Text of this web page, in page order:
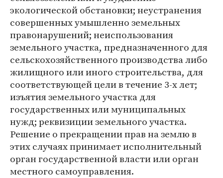
экологической обстановки; неустранения
совершенных умышленно земельных
правонарушений; неиспользования
земельного участка, предназначенного для
сельскохозяйственного производства либо
жилищного или иного строительства, для
соответствующей цели в течение 3-х лет;
изъятия земельного участка для
государственных или муниципальных
нужд; реквизиции земельного участка.
Решение о прекращении прав на землю в
этих случаях принимает исполнительный
орган государственной власти или орган
местного самоуправления.